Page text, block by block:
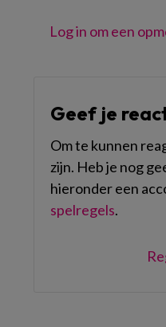
Log in om een
Geef je
Om te kunnen
zijn. Heb je nog
hieronder een
spelregels.